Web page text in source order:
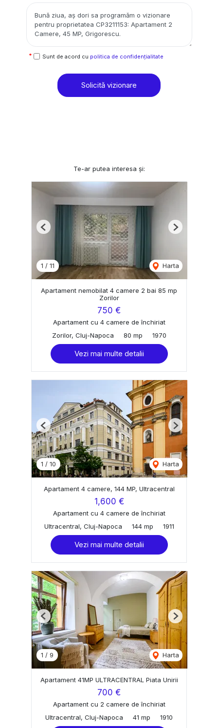
Sunt de acord cu politica de confidențialitate
Solicită vizionare
Te-ar putea interesa și:
1 / 11 Harta
Previous Next
Apartament nemobilat 4 camere 2 bai 85 mp
Zorilor
750 €
Apartament cu 4 camere de închiriat
Zorilor, Cluj-Napoca
80 mp 1970
Vezi mai multe detalii
1 / 10 Harta
Previous Next
Apartament 4 camere, 144 MP, Ultracentral
1,600 €
Apartament cu 4 camere de închiriat
Ultracentral, Cluj-Napoca
144 mp 1911
Vezi mai multe detalii
1 / 9 Harta
Previous Next
Apartament 41MP ULTRACENTRAL Piata Unirii
700 €
Apartament cu 2 camere de închiriat
Ultracentral, Cluj-Napoca
41 mp 1910